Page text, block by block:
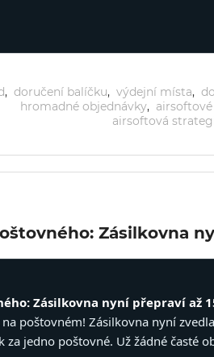
, doručení balíčku, výdejní místa,
hromadné objednávky,
airsoftová
Zásilkovna
Zásilkovna nyní přepraví až
poštovném! Zásilkovna nyní
jedno poštovné. Už žádné časté